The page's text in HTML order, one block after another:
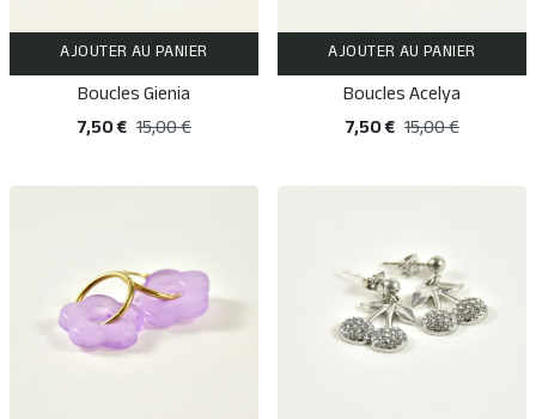
AJOUTER AU PANIER
Boucles Gienia
7,50 € 15,00 €
AJOUTER AU PANIER
Boucles Acelya
7,50 € 15,00 €